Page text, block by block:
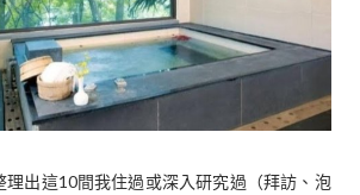
理出這10間我住過或深入研究過（拜訪、泡